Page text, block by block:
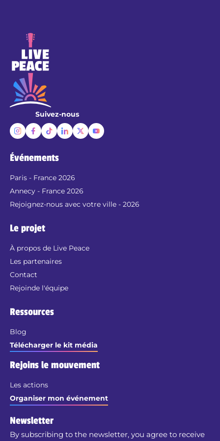
Suivez-nous
Événements
Paris - France 2026
Annecy - France 2026
Rejoignez-nous avec votre ville - 2026
Le projet
À propos de Live Peace
Les partenaires
Contact
Rejoinde l'équipe
Ressources
Blog
Télécharger le kit média
Rejoins le mouvement
Les actions
Organiser mon événement
Newsletter
By subscribing to the newsletter, you agree to receive